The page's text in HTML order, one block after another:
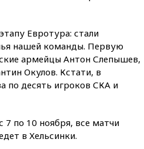
Евротура: стали
нашей команды. Первую
армейцы Антон Слепышев,
Окулов. Кстати, в
по десять игроков СКА и
7 по 10 ноября, все матчи
в Хельсинки.